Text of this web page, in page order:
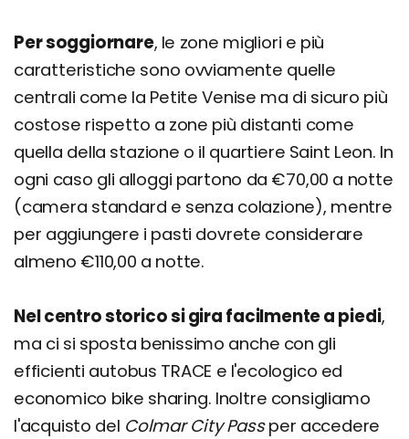
Per soggiornare, le zone migliori e più
caratteristiche sono ovviamente quelle
centrali come la Petite Venise ma di sicuro più
costose rispetto a zone più distanti come
quella della stazione o il quartiere Saint Leon. In
ogni caso gli alloggi partono da €70,00 a notte
(camera standard e senza colazione), mentre
per aggiungere i pasti dovrete considerare
almeno €110,00 a notte.
Nel centro storico si gira facilmente a piedi,
ma ci si sposta benissimo anche con gli
efficienti autobus TRACE e l'ecologico ed
economico bike sharing. Inoltre consigliamo
l'acquisto del Colmar City Passper accedere